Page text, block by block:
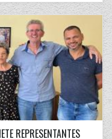
REPRESENTANTES